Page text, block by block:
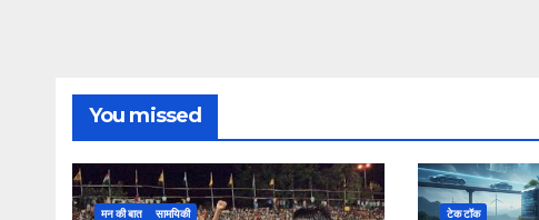
You missed
मन की बात सामयिकी टेक टॉक